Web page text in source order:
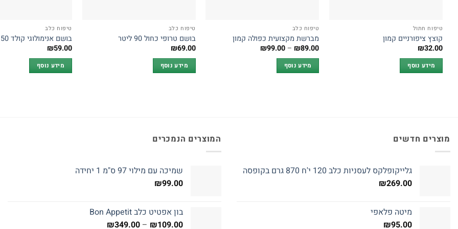
טיפוח חתול
קוצץ ציפורניים קמון
₪32.00
מידע נוסף
טיפוח כלב
מברשת מקצועית כפולה קמון
₪89.00
–
₪99.00 טווח
מידע נוסף
טיפוח כלב
בושם טרופי כחול 90 ליטר
₪69.00
מידע נוסף
טיפוח כלב
בושם אנימולוגי קולד K9 150 מ"ל
₪59.00
מידע נוסף
מוצרים חדשים
גלייקופלקס לעסניות כלב 120 י'ח 870 גרם בקופסה
₪269.00
מיטה פלאפי
₪95.00
המוצרים הנמכרים
שמיכה עם מילוי 97 ס"מ 1 יחידה
₪99.00
בון אפטיט כלב Bon Appetit
₪109.00
–
₪349.00